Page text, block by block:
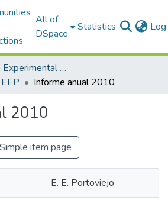
All of
DSpace
Statistics
3.- Estación Experimental Portoviejo
Informe anual 2010
2010
Simple item page
E. E. Portoviejo